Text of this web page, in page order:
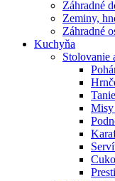
Záhradné
Zeminy,
Záhradné
Kuchyňa
Stolovanie
Misy